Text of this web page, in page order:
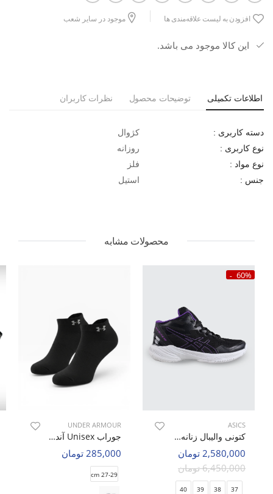
افزودن به لیست علاقه‌مندی ها موجود در سایر شعب
این کالا موجود می باشد.
اطلاعات تکمیلی توضیحات محصول نظرات کاربران
دسته کاربری : کژوال
نوع کاربری : روزانه
نوع مواد : فلز
جنس : استیل
محصولات مشابه
60%
ASICS
کتونی والیبال زنانه اسیکس Asics Sky Elite 2 W
2,580,000 تومان
6,450,000 تومان
37
38
39
40
UNDER ARMOUR
جوراب Unisex آندر آرمور Hopa U
285,000 تومان
27-29 cm